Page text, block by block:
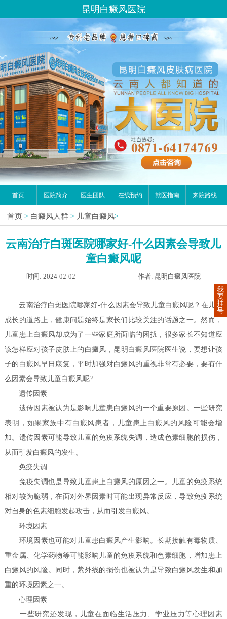
昆明白癜风医院
首页 医院简介 医生团队 在线预约 就医指南 来院路线
首页 > 白癜风人群 > 儿童白癜风>
云南治疗白斑医院哪家好-什么因素会导致儿
童白癜风呢
时间: 2024-02-02 作者: 昆明白癜风医院
云南治疗白斑医院哪家好-什么因素会导致儿童白癜风呢？在儿童
成长的道路上，健康问题始终是家长们比较关注的话题之一。然而，
儿童患上白癜风却成为了一些家庭所面临的困扰，很多家长不知道应
该怎样应对孩子皮肤上的白癜风， 昆明白癜风医院 医生说，要想让孩
子的白癜风早日康复，平时加强对白癜风的重视非常有必要，要有什
么因素会导致儿童白癜风呢?
遗传因素
遗传因素被认为是影响儿童患白癜风的一个重要原因。一些研究
表明，如果家族中有白癜风患者，儿童患上白癜风的风险可能会增
加。遗传因素可能导致儿童的免疫系统失调，造成色素细胞的损伤，
从而引发白癜风的发生。
免疫失调
免疫失调也是导致儿童患上白癜风的原因之一。儿童的免疫系统
相对较为脆弱，在面对外界因素时可能出现异常反应，导致免疫系统
对自身的色素细胞发起攻击，从而引发白癜风。
环境因素
环境因素也可能对儿童患白癜风产生影响。长期接触有毒物质、
重金属、化学药物等可能影响儿童的免疫系统和色素细胞，增加患上
白癜风的风险。同时，紫外线的损伤也被认为是导致白癜风发生和加
重的环境因素之一。
心理因素
一些研究还发现，儿童在面临生活压力、学业压力等心理因素
我
要
挂
号